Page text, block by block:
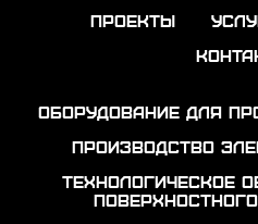
проекты
Оборудование для
Производство
Технологическое